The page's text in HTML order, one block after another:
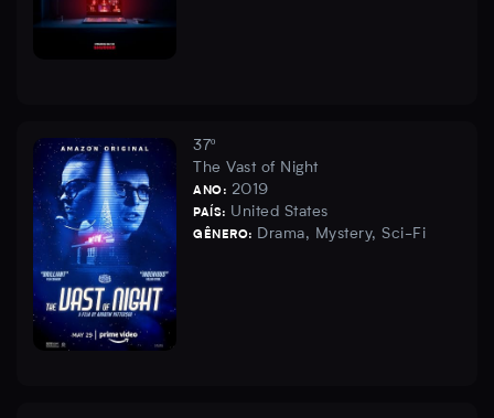
37º
The Vast of Night
ANO: 2019
PAÍS: United States
GÊNERO: Drama, Mystery, Sci-Fi